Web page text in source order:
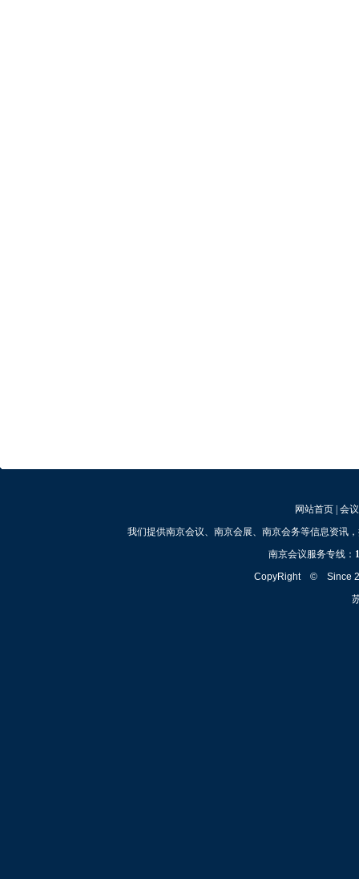
网站首页| 会
我们提供南京会议、南京会展、南京会务等信息资讯
南京会议服务专线：
CopyRight © Since